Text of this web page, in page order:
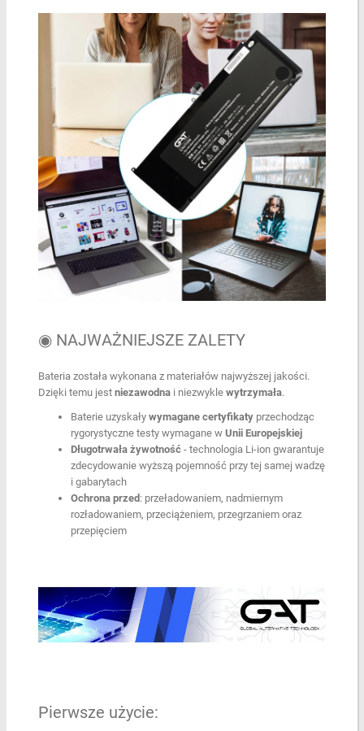
◉ NAJWAŻNIEJSZE ZALETY
Bateria została wykonana z materiałów najwyższej jakości.
Dzięki temu jest niezawodnai niezwykle wytrzymała.
Baterie uzyskały wymagane certyfikaty przechodząc
rygorystyczne testy wymagane w Unii Europejskiej
Długotrwała żywotność- technologia Li-ion gwarantuje
zdecydowanie wyższą pojemność przy tej samej wadzę
i gabarytach
Ochrona przed : przeładowaniem, nadmiernym
rozładowaniem, przeciążeniem, przegrzaniem oraz
przepięciem
Pierwsze użycie: